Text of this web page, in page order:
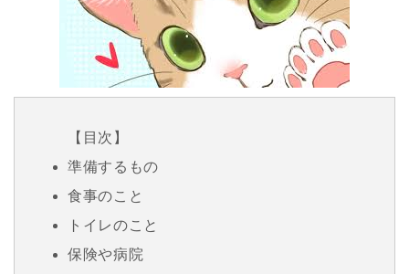
【目次】
準備するもの
食事のこと
トイレのこと
保険や病院